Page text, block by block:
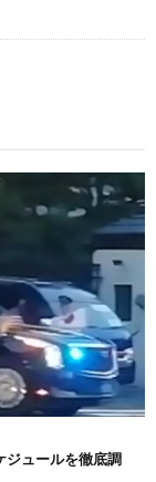
ジュールを徹底調